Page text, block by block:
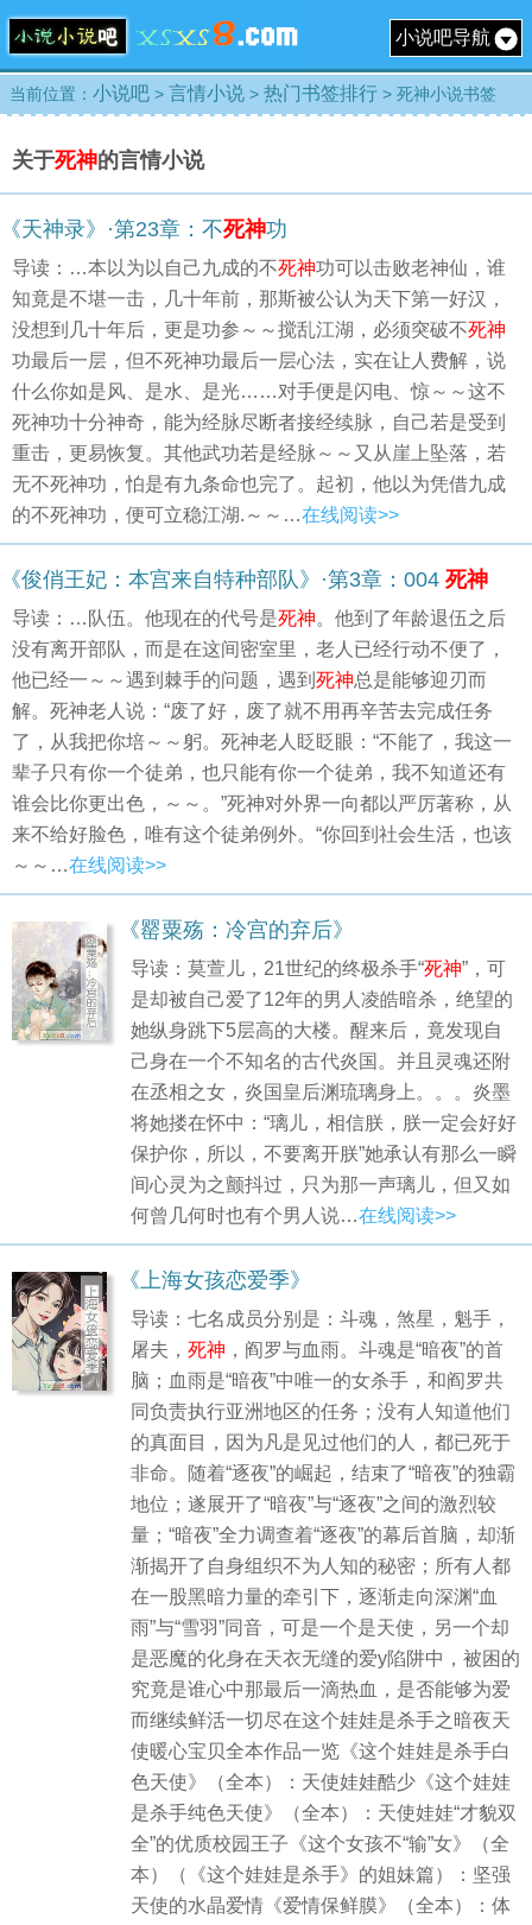
小说吧导航
当前位置： 小说吧 > 言情小说 > 热门书签排行 > 死神小说书签
关于死神的言情小说
《天神录》·第23章：不死神功
导读：…本以为以自己九成的不死神功可以击败老神仙，谁
知竟是不堪一击，几十年前，那斯被公认为天下第一好汉，
没想到几十年后，更是功参～～搅乱江湖，必须突破不死神
功最后一层，但不死神功最后一层心法，实在让人费解，说
什么你如是风、是水、是光……对手便是闪电、惊～～这不
死神功十分神奇，能为经脉尽断者接经续脉，自己若是受到
重击，更易恢复。其他武功若是经脉～～又从崖上坠落，若
无不死神功，怕是有九条命也完了。起初，他以为凭借九成
的不死神功，便可立稳江湖.～～…在线阅读>>
《俊俏王妃：本宫来自特种部队》·第3章：004 死神
导读：…队伍。他现在的代号是死神。他到了年龄退伍之后
没有离开部队，而是在这间密室里，老人已经行动不便了，
他已经一～～遇到棘手的问题，遇到 死神总是能够迎刃而
解。死神老人说：“废了好，废了就不用再辛苦去完成任务
了，从我把你培～～躬。死神老人眨眨眼：“不能了，我这一
辈子只有你一个徒弟，也只能有你一个徒弟，我不知道还有
谁会比你更出色，～～。”死神对外界一向都以严厉著称，从
来不给好脸色，唯有这个徒弟例外。“你回到社会生活，也该
～～…在线阅读>>
《罂粟殇：冷宫的弃后》
导读：莫萱儿，21世纪的终极杀手“死神”，可
是却被自己爱了12年的男人凌皓暗杀，绝望的
她纵身跳下5层高的大楼。醒来后，竟发现自
己身在一个不知名的古代炎国。并且灵魂还附
在丞相之女，炎国皇后渊琉璃身上。。。炎墨
将她搂在怀中：“璃儿，相信朕，朕一定会好好
保护你，所以，不要离开朕”她承认有那么一瞬
间心灵为之颤抖过，只为那一声璃儿，但又如
何曾几何时也有个男人说…在线阅读>>
《上海女孩恋爱季》
导读：七名成员分别是：斗魂，煞星，魁手，
屠夫， 死神 ，阎罗与血雨。斗魂是“暗夜”的首
脑；血雨是“暗夜”中唯一的女杀手，和阎罗共
同负责执行亚洲地区的任务；没有人知道他们
的真面目，因为凡是见过他们的人，都已死于
非命。随着“逐夜”的崛起，结束了“暗夜”的独霸
地位；遂展开了“暗夜”与“逐夜”之间的激烈较
量；“暗夜”全力调查着“逐夜”的幕后首脑，却渐
渐揭开了自身组织不为人知的秘密；所有人都
在一股黑暗力量的牵引下，逐渐走向深渊“血
雨”与“雪羽”同音，可是一个是天使，另一个却
是恶魔的化身在天衣无缝的爱y陷阱中，被困的
究竟是谁心中那最后一滴热血，是否能够为爱
而继续鲜活一切尽在这个娃娃是杀手之暗夜天
使暖心宝贝全本作品一览《这个娃娃是杀手白
色天使》（全本）：天使娃娃酷少《这个娃娃
是杀手纯色天使》（全本）：天使娃娃“才貌双
全”的优质校园王子《这个女孩不“输”女》（全
本）（《这个娃娃是杀手》的姐妹篇）：坚强
天使的水晶爱情《爱情保鲜膜》（全本）：体